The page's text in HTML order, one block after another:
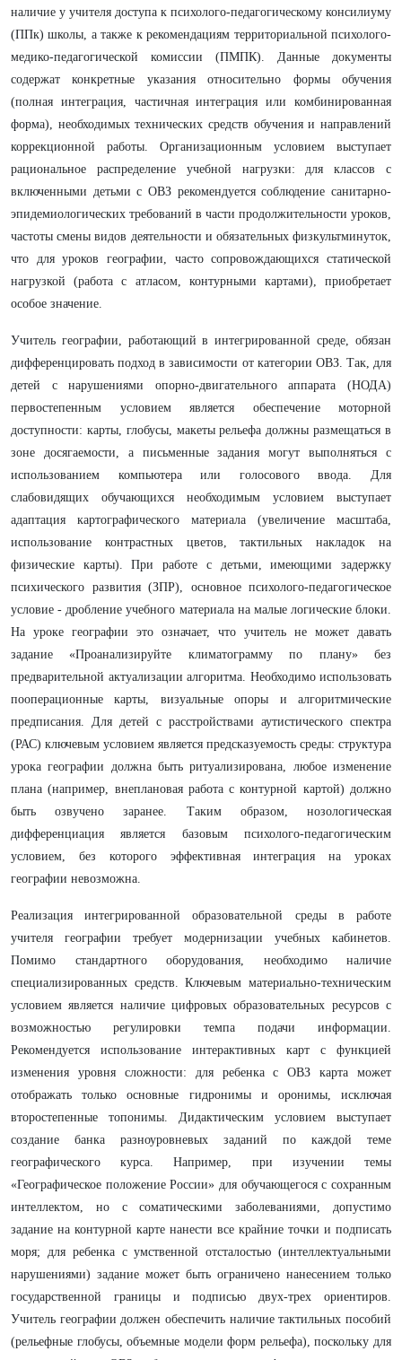
наличие у учителя доступа к психолого-педагогическому консилиуму
(ППк) школы, а также к рекомендациям территориальной психолого-
медико-педагогической комиссии (ПМПК). Данные документы
содержат конкретные указания относительно формы обучения
(полная интеграция, частичная интеграция или комбинированная
форма), необходимых технических средств обучения и направлений
коррекционной работы. Организационным условием выступает
рациональное распределение учебной нагрузки: для классов с
включенными детьми с ОВЗ рекомендуется соблюдение санитарно-
эпидемиологических требований в части продолжительности уроков,
частоты смены видов деятельности и обязательных физкультминуток,
что для уроков географии, часто сопровождающихся статической
нагрузкой (работа с атласом, контурными картами), приобретает
особое значение.
Учитель географии, работающий в интегрированной среде, обязан
дифференцировать подход в зависимости от категории ОВЗ. Так, для
детей с нарушениями опорно-двигательного аппарата (НОДА)
первостепенным условием является обеспечение моторной
доступности: карты, глобусы, макеты рельефа должны размещаться в
зоне досягаемости, а письменные задания могут выполняться с
использованием компьютера или голосового ввода. Для
слабовидящих обучающихся необходимым условием выступает
адаптация картографического материала (увеличение масштаба,
использование контрастных цветов, тактильных накладок на
физические карты). При работе с детьми, имеющими задержку
психического развития (ЗПР), основное психолого-педагогическое
условие - дробление учебного материала на малые логические блоки.
На уроке географии это означает, что учитель не может давать
задание «Проанализируйте климатограмму по плану» без
предварительной актуализации алгоритма. Необходимо использовать
пооперационные карты, визуальные опоры и алгоритмические
предписания. Для детей с расстройствами аутистического спектра
(РАС) ключевым условием является предсказуемость среды: структура
урока географии должна быть ритуализирована, любое изменение
плана (например, внеплановая работа с контурной картой) должно
быть озвучено заранее. Таким образом, нозологическая
дифференциация является базовым психолого-педагогическим
условием, без которого эффективная интеграция на уроках
географии невозможна.
Реализация интегрированной образовательной среды в работе
учителя географии требует модернизации учебных кабинетов.
Помимо стандартного оборудования, необходимо наличие
специализированных средств. Ключевым материально-техническим
условием является наличие цифровых образовательных ресурсов с
возможностью регулировки темпа подачи информации.
Рекомендуется использование интерактивных карт с функцией
изменения уровня сложности: для ребенка с ОВЗ карта может
отображать только основные гидронимы и оронимы, исключая
второстепенные топонимы. Дидактическим условием выступает
создание банка разноуровневых заданий по каждой теме
географического курса. Например, при изучении темы
«Географическое положение России» для обучающегося с сохранным
интеллектом, но с соматическими заболеваниями, допустимо
задание на контурной карте нанести все крайние точки и подписать
моря; для ребенка с умственной отсталостью (интеллектуальными
нарушениями) задание может быть ограничено нанесением только
государственной границы и подписью двух-трех ориентиров.
Учитель географии должен обеспечить наличие тактильных пособий
(рельефные глобусы, объемные модели форм рельефа), поскольку для